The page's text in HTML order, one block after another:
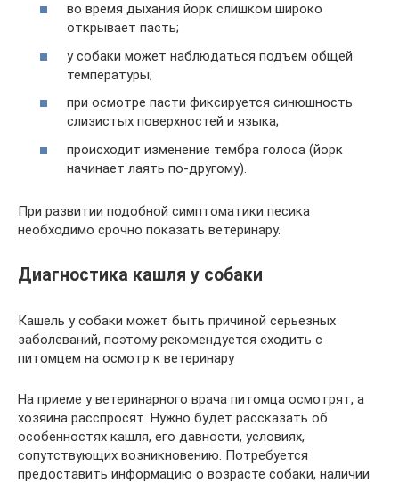
во время дыхания йорк слишком широко
открывает пасть;
у собаки может наблюдаться подъем общей
температуры;
при осмотре пасти фиксируется синюшность
слизистых поверхностей и языка;
происходит изменение тембра голоса (йорк
начинает лаять по-другому).
При развитии подобной симптоматики песика
необходимо срочно показать ветеринару.
Диагностика кашля у собаки
Кашель у собаки может быть причиной серьезных
заболеваний, поэтому рекомендуется сходить с
питомцем на осмотр к ветеринару
На приеме у ветеринарного врача питомца осмотрят, а
хозяина расспросят. Нужно будет рассказать об
особенностях кашля, его давности, условиях,
сопутствующих возникновению. Потребуется
предоставить информацию о возрасте собаки, наличии